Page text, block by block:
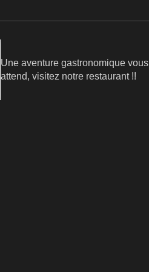
Une aventure gastronomique vous
attend, visitez notre restaurant !!